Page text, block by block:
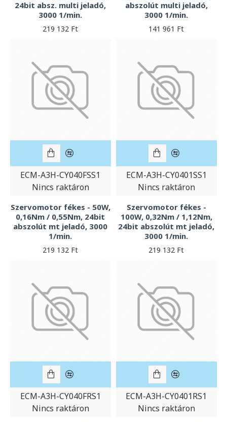
24bit absz. multi jeladó,
3000 1/min.
219 132 Ft
abszolút multi jeladó,
3000 1/min.
141 961 Ft
ECM-A3H-CY040FSS1
Nincs raktáron
Szervomotor fékes - 50W,
0,16Nm / 0,55Nm, 24bit
abszolút mt jeladó, 3000
1/min.
219 132 Ft
ECM-A3H-CY0401SS1
Nincs raktáron
Szervomotor fékes -
100W, 0,32Nm / 1,12Nm,
24bit abszolút mt jeladó,
3000 1/min.
219 132 Ft
ECM-A3H-CY040FRS1
Nincs raktáron
ECM-A3H-CY0401RS1
Nincs raktáron